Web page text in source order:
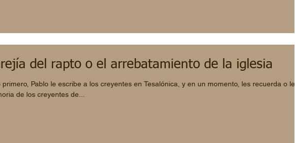
del rapto o el arrebatamiento de la iglesia
primero, Pablo le escribe a los creyentes en Tesalónica, y en un momento, les recuerda o les
de los creyentes de...